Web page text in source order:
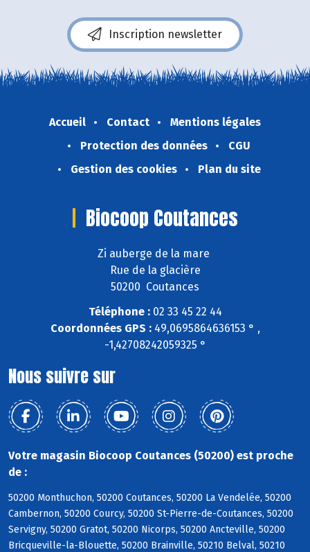
Inscription newsletter
Accueil Contact
Mentions légales
Protection des données
CGU
Gestion des cookies
Plan du site
Biocoop Coutances
Zi auberge de la mare
Rue de la glacière
50200 Coutances
Téléphone :02 33 45 22 44
Coordonnées GPS :49,0695864636153 ° ,
-1,42708242059325 °
Nous suivre sur
Votre magasin Biocoop Coutances (50200) est proche
de :
50200 Monthuchon, 50200 Coutances, 50200 La Vendelée, 50200
Cambernon, 50200 Courcy, 50200 St-Pierre-de-Coutances, 50200
Servigny, 50200 Gratot, 50200 Nicorps, 50200 Ancteville, 50200
Bricqueville-la-Blouette, 50200 Brainville, 50210 Belval, 50210